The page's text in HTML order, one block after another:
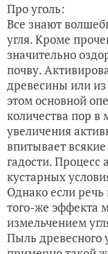
Про уголь:
Все знают
угля. Кроме
значительно
почву.
древесины или из
этом основной
количества пор в
увеличения
впитывает
гадости. Процесс
кустарных
Однако если
того-же эффекта
измельчением
Пыль древесного